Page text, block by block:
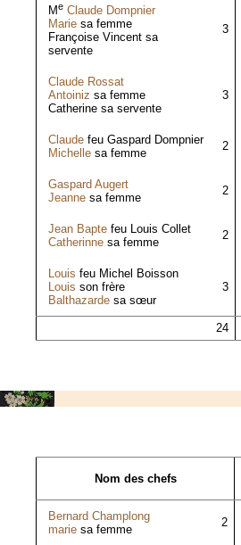
Me Claude Dompnier
Marie sa femme
Françoise Vincent sa
servente
3
Claude Rossat
Antoiniz sa femme
Catherine sa servente
3
Claude feu Gaspard Dompnier
Michelle sa femme
2
Gaspard Augert
Jeanne sa femme
2
Jean Bapte feu Louis Collet
Catherinne sa femme
2
Louis feu Michel Boisson
Louis son frère
Balthazarde sa sœur
3
24
Nom des chefs
Bernard Champlong
marie sa femme
2